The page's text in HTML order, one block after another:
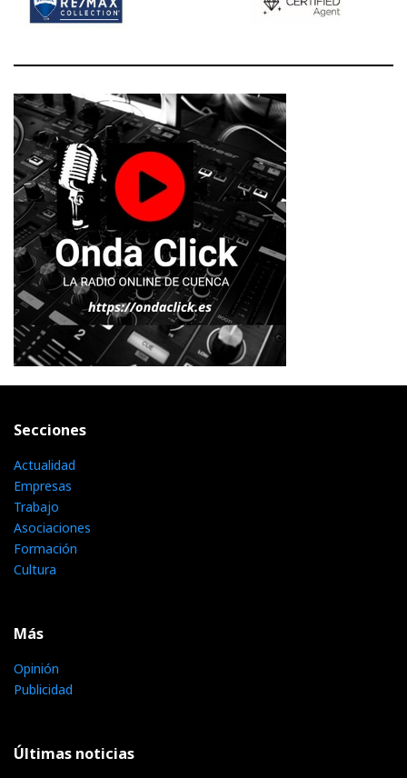
Secciones
Actualidad
Empresas
Trabajo
Asociaciones
Formación
Cultura
Más
Opinión
Publicidad
Últimas noticias